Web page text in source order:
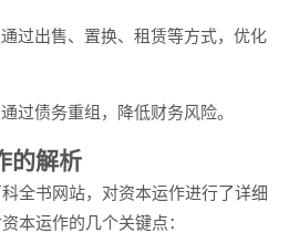
过出售、置换、租赁等方式，优化
过债务重组，降低财务风险。
的解析
全书网站，对资本运作进行了详细
本运作的几个关键点：